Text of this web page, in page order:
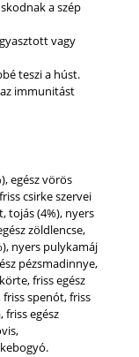
a szép
vagy
teszi a húst.
immunitást
egész vörös
csirke szervei
tojás (4%), nyers
zöldlencse,
nyers pulykamáj
pézsmadinnye,
friss egész
spenót, friss
friss egész